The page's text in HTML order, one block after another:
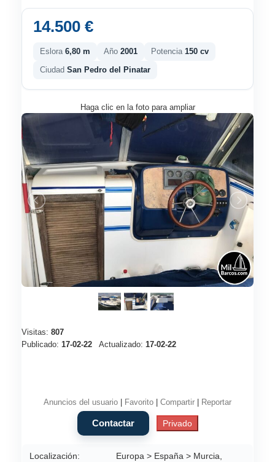
14.500 €
Eslora 6,80 m Año 2001 Potencia 150 cv
Ciudad San Pedro del Pinatar
Haga clic en la foto para ampliar
Visitas: 807
Publicado: 17-02-22 Actualizado: 17-02-22
Anuncios del usuario Favorito Compartir Reportar
Localización:
Europa > España > Murcia,